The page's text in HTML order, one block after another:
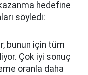
hedefine
söyledi:
bunun için tüm
Çok iyi sonuç
oranla daha